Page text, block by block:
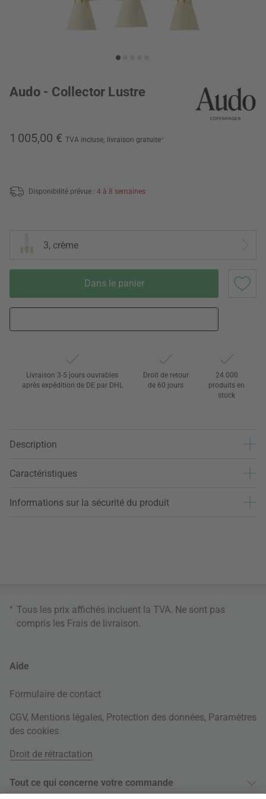
Audo - Collector Lustre
1 005,00 € TVA incluse, livraison gratuite*
Disponibilité prévue : 4 à 8 semaines
3, crème
Dans le panier
Livraison 3-5 jours ouvrables
après expédition de DE par DHL
Droit de retour
de 60 jours
24 000
produits en
stock
Description
Caractéristiques
Informations sur la sécurité du produit
* Tous les prix affichés incluent la TVA. Ne sont pas
compris les Frais de livraison.
Aide
Formulaire de contact
CGV, Mentions légales, Protection des données, Paramètres
des cookies
Droit de rétractation
Tout ce qui concerne votre commande